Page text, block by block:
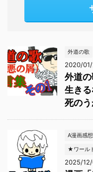
外道の歌
2020/
外道
生き
死のう
A漫画感
★ワール
2025/